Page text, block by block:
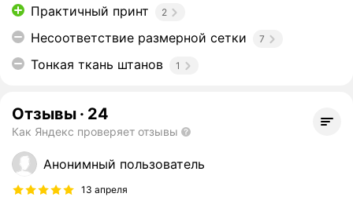
Практичный принт 2
Несоответствие размерной сетки 7
Тонкая ткань штанов 1
Отзывы · 24
Как Яндекс проверяет отзывы
Анонимный пользователь
13 апреля